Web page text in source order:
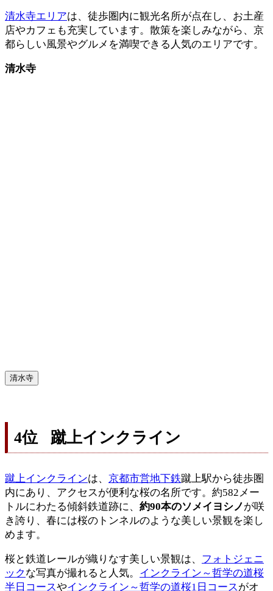
清水寺エリアは、徒歩圏内に観光名所が点在し、お土産
店やカフェも充実しています。散策を楽しみながら、京
都らしい風景やグルメを満喫できる人気のエリアです。
清水寺
清水寺
4位 蹴上インクライン
蹴上インクラインは、 京都市営地下鉄蹴上駅から徒歩圏
内にあり、アクセスが便利な桜の名所です。約582メー
トルにわたる傾斜鉄道跡に、 約90本のソメイヨシノが咲
き誇り、春には桜のトンネルのような美しい景観を楽し
めます。
桜と鉄道レールが織りなす美しい景観は、 フォトジェニ
ック な写真が撮れると人気。 インクライン～哲学の道桜
半日コースやインクライン～哲学の道桜1日コースがオ